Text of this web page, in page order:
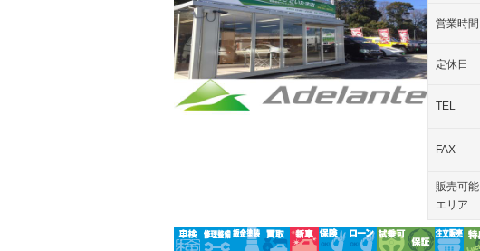
フルフラットシート － チップアップシート
シートヒーター ウォークスルー
－ フロントカメラ － シートエアコン
営業時間
定休日
TEL
FAX
販売可能
エリア